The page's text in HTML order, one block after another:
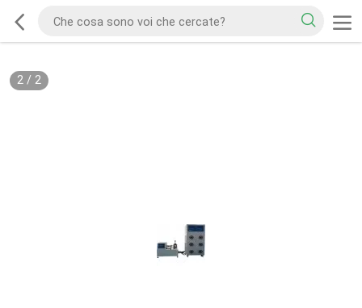
2/ 2